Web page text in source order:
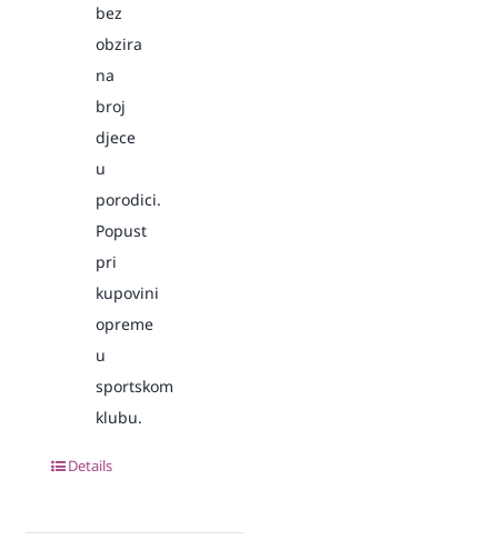
bez
obzira
na
broj
djece
u
porodici.
Popust
pri
kupovini
opreme
u
sportskom
klubu.
Details